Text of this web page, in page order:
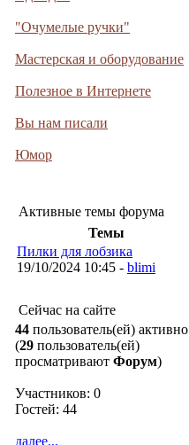
"Очумелые ручки"
Мастерская и оборудование
Полезное в Интернете
Вы нам писали
Юмор
Активные темы форума
Темы
Пилки для лобзика
19/10/2024 10:45 - blimi
Сейчас на сайте
44 пользователь(ей) активно
(29 пользователь(ей)
просматривают Форум)
Участников: 0
Гостей: 44
далее...